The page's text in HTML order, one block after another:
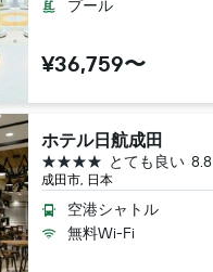
プール
¥36,759〜
ホテル日航成田
成田市, 日本
8.8
とても良い
4つ星
空港シャトル
無料Wi-Fi